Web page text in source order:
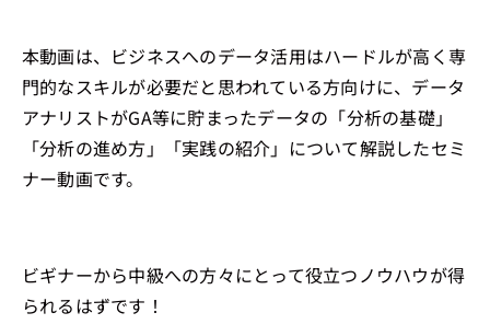
本動画は、ビジネスへのデータ活用はハードルが高く専
門的なスキルが必要だと思われている方向けに、データ
アナリストがGA等に貯まったデータの「分析の基礎」
「分析の進め方」「実践の紹介」について解説したセミ
ナー動画です。
ビギナーから中級への方々にとって役立つノウハウが得
られるはずです！